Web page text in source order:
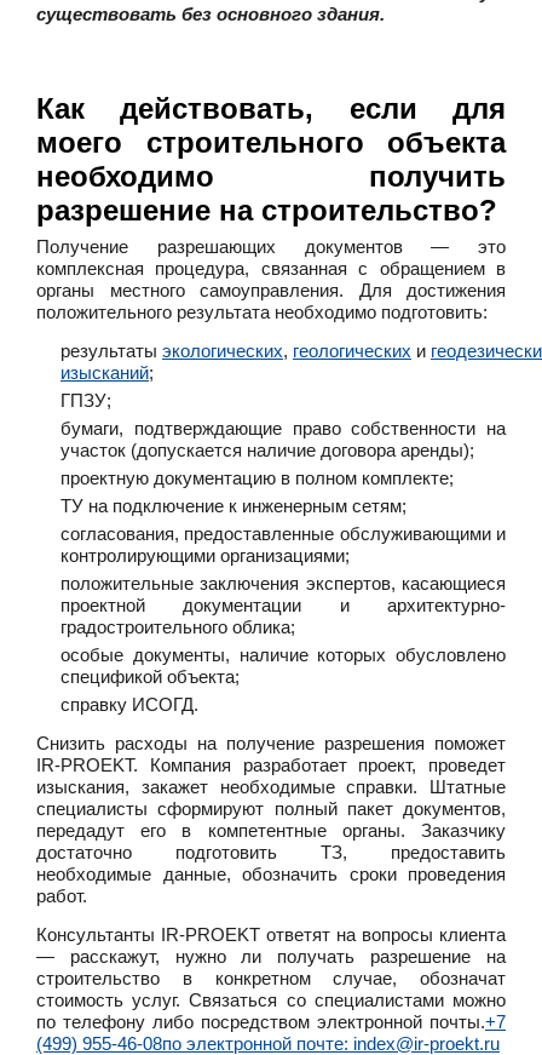
существовать без основного здания.
Как действовать, если для
моего строительного объекта
необходимо получить
разрешение на строительство?
Получение разрешающих документов — это
комплексная процедура, связанная с обращением в
органы местного самоуправления. Для достижения
положительного результата необходимо подготовить:
результаты экологических, геологических и
изысканий;
ГПЗУ;
бумаги, подтверждающие право собственности на
участок (допускается наличие договора аренды);
проектную документацию в полном комплекте;
ТУ на подключение к инженерным сетям;
согласования, предоставленные обслуживающими и
контролирующими организациями;
положительные заключения экспертов, касающиеся
проектной документации и архитектурно-
градостроительного облика;
особые документы, наличие которых обусловлено
спецификой объекта;
справку ИСОГД.
Снизить расходы на получение разрешения поможет
IR-PROEKT. Компания разработает проект, проведет
изыскания, закажет необходимые справки. Штатные
специалисты сформируют полный пакет документов,
передадут его в компетентные органы. Заказчику
достаточно подготовить ТЗ, предоставить
необходимые данные, обозначить сроки проведения
работ.
Консультанты IR-PROEKT ответят на вопросы клиента
— расскажут, нужно ли получать разрешение на
строительство в конкретном случае, обозначат
стоимость услуг. Связаться со специалистами можно
по телефону либо посредством электронной почты.+7
(499) 955-46-08по электронной почте: index@ir-proekt.ru